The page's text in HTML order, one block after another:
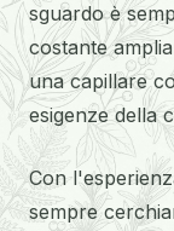
sguardo è
costante
una capillare
esigenze della
Con
sempre